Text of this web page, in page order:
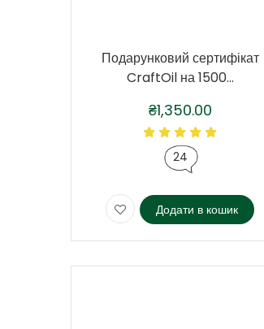
Подарунковий сертифікат
CraftOil на 1500...
₴1,350.00
24
Додати в кошик